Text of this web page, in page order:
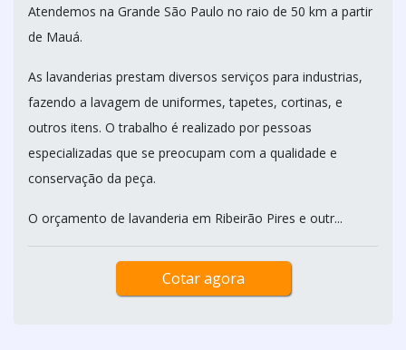
Atendemos na Grande São Paulo no raio de 50 km a partir
de Mauá.
As lavanderias prestam diversos serviços para industrias,
fazendo a lavagem de uniformes, tapetes, cortinas, e
outros itens. O trabalho é realizado por pessoas
especializadas que se preocupam com a qualidade e
conservação da peça.
O orçamento de lavanderia em Ribeirão Pires e outr...
Cotar agora